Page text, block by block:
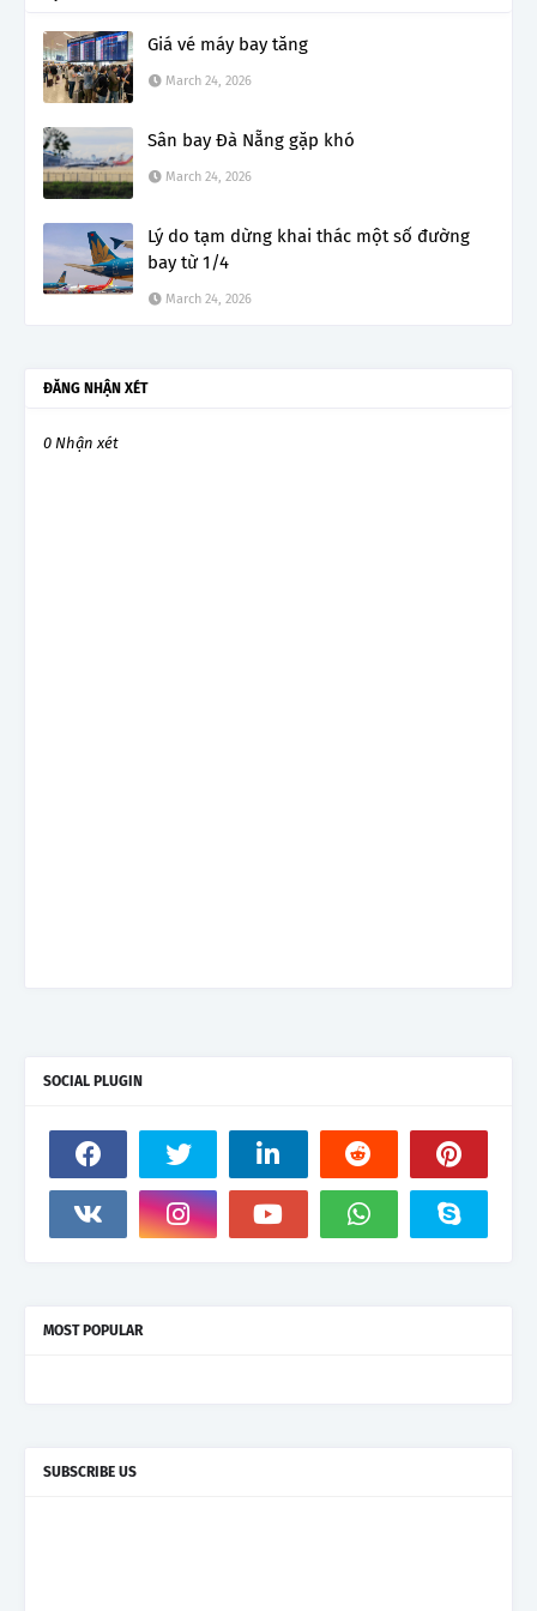
Giá vé máy bay tăng
March 24, 2026
Sân bay Đà Nẵng gặp khó
March 24, 2026
Lý do tạm dừng khai thác một số đường
bay từ 1/4
March 24, 2026
ĐĂNG NHẬN XÉT
0 Nhận xét
SOCIAL PLUGIN
MOST POPULAR
SUBSCRIBE US